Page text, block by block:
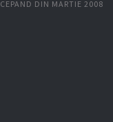
DIN MARTIE 2008